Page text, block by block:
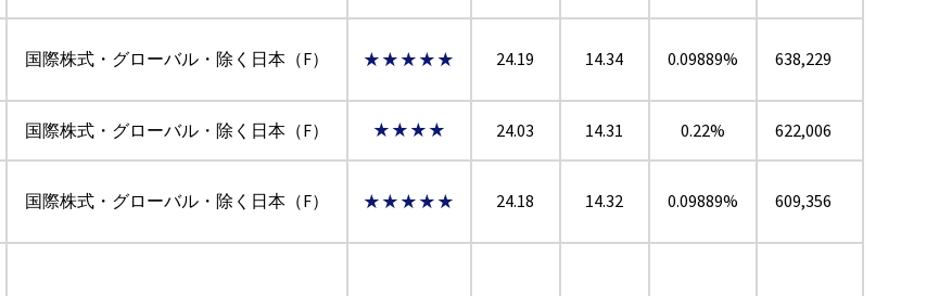
国際株式・グローバル・除く日本（F） ★★★★★ 24.19 14.34 0.09889% 638,229
国際株式・グローバル・除く日本（F） ★★★★ 24.03 14.31 0.22% 622,006
国際株式・グローバル・除く日本（F） ★★★★★ 24.18 14.32 0.09889% 609,356